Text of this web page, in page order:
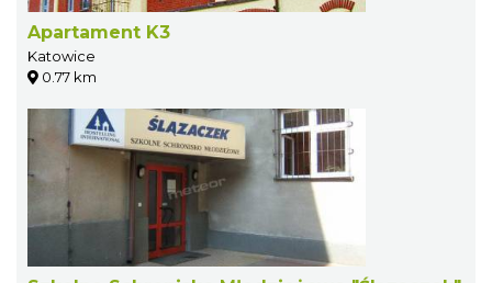
Apartament K3
Katowice
0.77 km